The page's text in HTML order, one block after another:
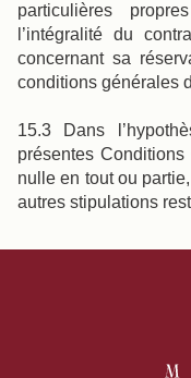
particulières
l’intégralité du
concernant sa
conditions générales
15.3 Dans
présentes
nulle en tout ou
autres stipulations